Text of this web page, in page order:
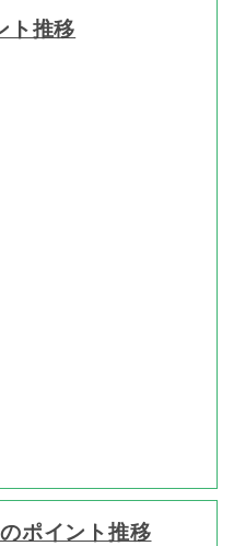
ト推移
ポイント推移